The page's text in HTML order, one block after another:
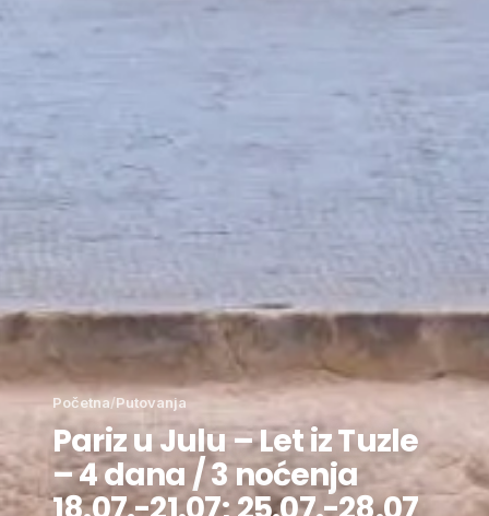
Početna/Putovanja
Pariz u Julu – Let iz Tuzle
– 4 dana / 3 noćenja